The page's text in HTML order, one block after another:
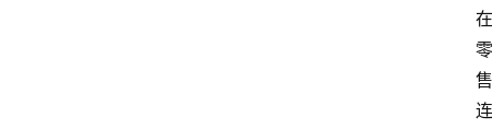
在
零
售
连